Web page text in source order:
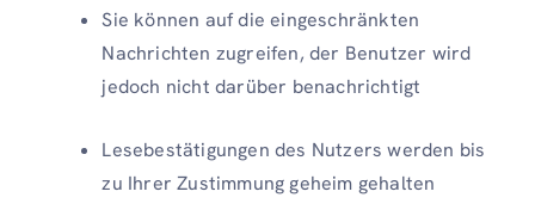
Sie können auf die eingeschränkten
Nachrichten zugreifen, der Benutzer wird
jedoch nicht darüber benachrichtigt
Lesebestätigungen des Nutzers werden bis
zu Ihrer Zustimmung geheim gehalten